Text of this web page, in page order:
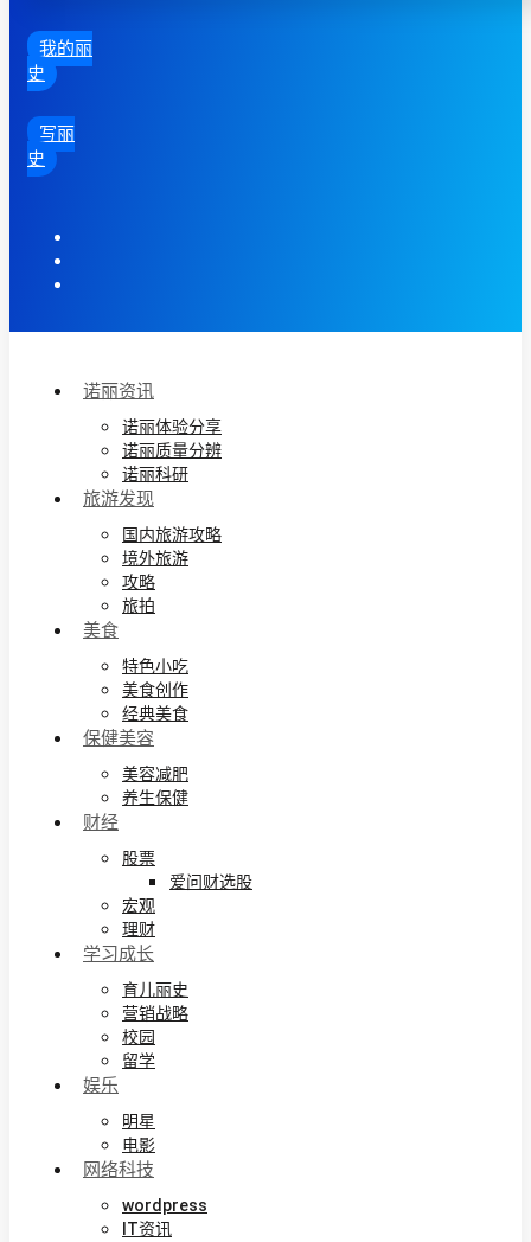
我的丽
史
写丽
史
诺丽资讯
诺丽体验分享
诺丽质量分辨
诺丽科研
旅游发现
国内旅游攻略
境外旅游
攻略
旅拍
美食
特色小吃
美食创作
经典美食
保健美容
美容减肥
养生保健
财经
股票
爱问财选股
宏观
理财
学习成长
育儿丽史
营销战略
校园
留学
娱乐
明星
电影
网络科技
wordpress
IT资讯